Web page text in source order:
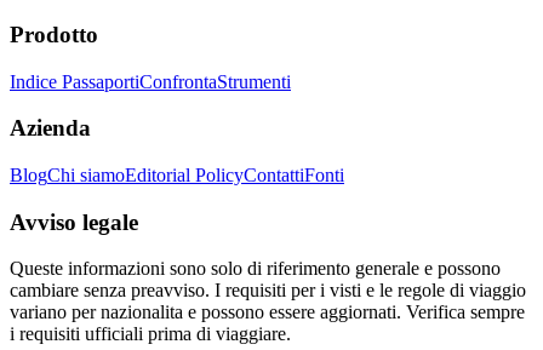
Prodotto
Indice PassaportiConfrontaStrumenti
Azienda
BlogChi siamoEditorial PolicyContattiFonti
Avviso legale
Queste informazioni sono solo di riferimento generale e possono
cambiare senza preavviso. I requisiti per i visti e le regole di viaggio
variano per nazionalita e possono essere aggiornati. Verifica sempre
i requisiti ufficiali prima di viaggiare.